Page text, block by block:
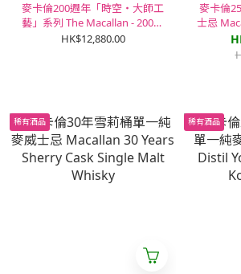
麥卡倫200週年「時空・大師工
藝」系列 The Macallan - 200th
Anniversary Time Space
HK$12,880.00
麥卡倫
士忌
Cask
稀有酒品 稀有酒品